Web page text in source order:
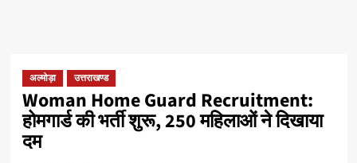
अल्मोड़ा उत्तराखण्ड
Woman Home Guard Recruitment:
होमगार्ड की भर्ती शुरू, 250 महिलाओं ने दिखाया
दम